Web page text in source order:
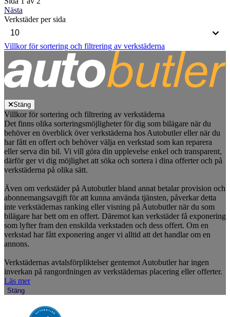
Nästa
Verkstäder per sida
Villkor för sortering och filtrering av verkstäderna
Stäng
Villkor för sortering och filtrering av verkstäderna
Det finns olika sorteringsmöjligheter för dig som bilägare när du
behöver en överblick över verkstäderna hos Autobutler eller när du
har fått en offert och behöver välja en verkstad som kan reparera
eller serva din bil. Vi vill göra din upplevelse enkel och transparent,
därför ger vi dig möjlighet att söka och sortera i dina offerter och på
verkstäderna på olika sätt.
Även om verkstäder på Autobutler bland annat betalar provision och
abonnemangsavgift för att kunna använda tjänsten, påverkar detta
inte verkstädernas ranking eller visning på Autobutler när du som
bilägare har bett om en offert. Däremot kan verkstäder få exponering
som lyfter fram den enskilda verkstaden och dess offert. Om en
verkstad har fått exponering anger vi alltid att det handlar om en
annons.
Verkstädernas avtalsförpliktelser gentemot Autobutler har ingen
inverkan på rangordningen av verkstädernas placering eller offerter.
Läs mer
Stäng